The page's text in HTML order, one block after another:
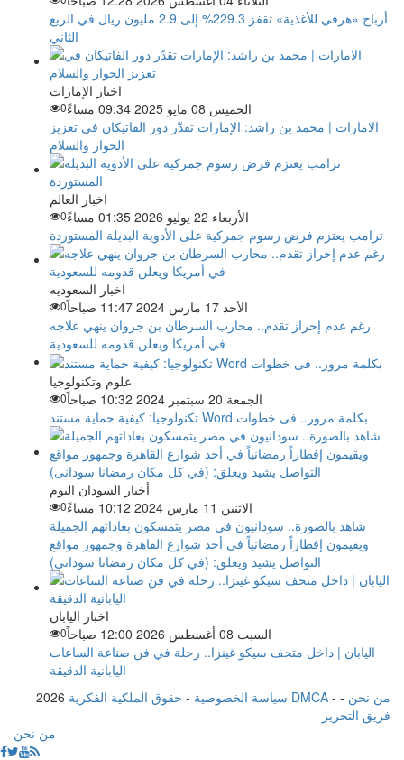
أرباح «هرفي للأغذية» تقفز 229.3% إلى 2.9 مليون ريال في الربع
الثاني
اخبار الإمارات
الخميس 08 مايو 2025 09:34 مساءً
0
الامارات | محمد بن راشد: الإمارات تقدّر دور الفاتيكان في تعزيز
الحوار والسلام
اخبار العالم
الأربعاء 22 يوليو 2026 01:35 مساءً
0
ترامب يعتزم فرض رسوم جمركية على الأدوية البديلة المستوردة
اخبار السعوديه
الأحد 17 مارس 2024 11:47 صباحاً
0
رغم عدم إحراز تقدم.. محارب السرطان بن جروان ينهي علاجه
في أمريكا ويعلن قدومه للسعودية
علوم وتكنولوجيا
الجمعة 20 سبتمبر 2024 10:32 صباحاً
0
تكنولوجيا: كيفية حماية مستند Word بكلمة مرور.. فى خطوات
أخبار السودان اليوم
الاثنين 11 مارس 2024 10:12 مساءً
0
شاهد بالصورة.. سودانيون في مصر يتمسكون بعاداتهم الجميلة
ويقيمون إفطاراً رمضانياً في أحد شوارع القاهرة وجمهور مواقع
التواصل يشيد ويعلق: (في كل مكان رمضانا سودانى)
اخبار اليابان
السبت 08 أغسطس 2026 12:00 صباحاً
0
اليابان | داخل متحف سيكو غينزا.. رحلة في فن صناعة الساعات
اليابانية الدقيقة
2026
سياسة الخصوصية - حقوق الملكية الفكرية DMCA - من نحن -
فريق التحرير
من نحن